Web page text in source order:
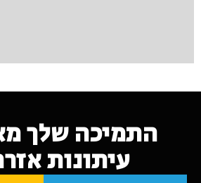
התמיכה שלך
עיתונות